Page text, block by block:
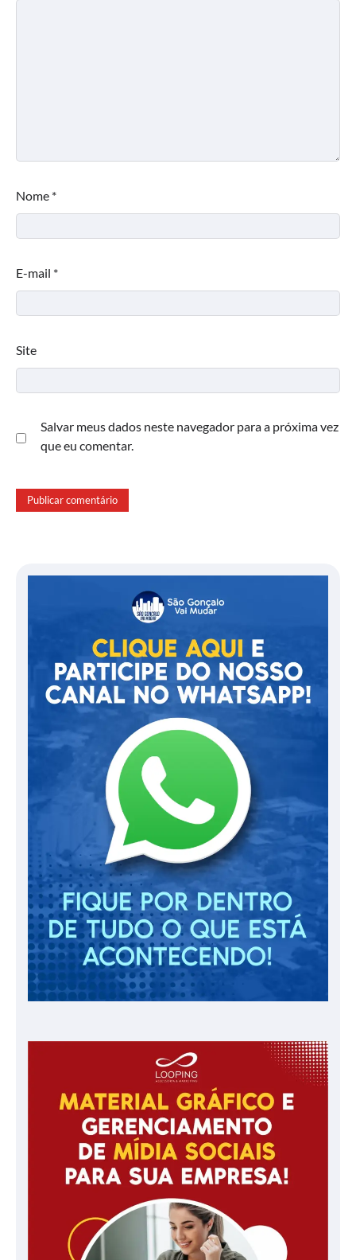
Nome *
E-mail *
Site
Salvar meus dados neste navegador para a próxima vez
que eu comentar.